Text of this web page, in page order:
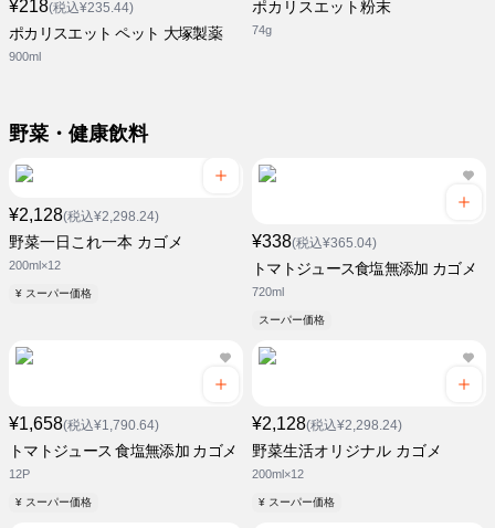
¥218(税込¥235.44)
ポカリスエット ペット 大塚製薬
900ml
ポカリスエット粉末
74g
野菜・健康飲料
¥2,128(税込¥2,298.24)
野菜一日これ一本 カゴメ
200ml×12
¥ スーパー価格
¥338(税込¥365.04)
トマトジュース食塩無添加 カゴメ
720ml
スーパー価格
¥1,658(税込¥1,790.64)
トマトジュース 食塩無添加 カゴメ
12P
¥ スーパー価格
¥2,128(税込¥2,298.24)
野菜生活オリジナル カゴメ
200ml×12
¥ スーパー価格